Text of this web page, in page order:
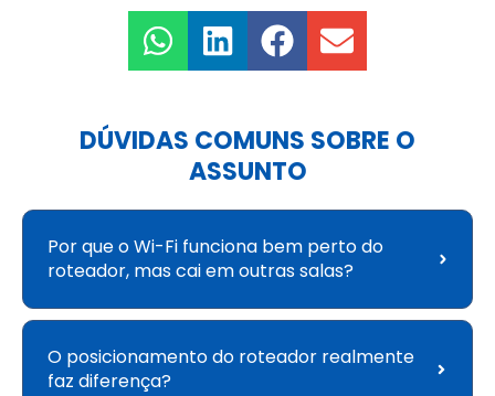
DÚVIDAS COMUNS SOBRE O
ASSUNTO
Por que o Wi-Fi funciona bem perto do
roteador, mas cai em outras salas?
O posicionamento do roteador realmente
faz diferença?